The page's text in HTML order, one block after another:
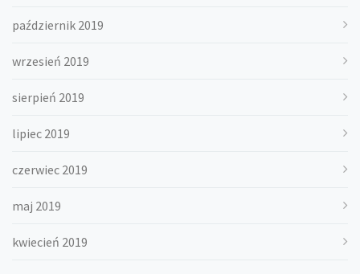
październik 2019
wrzesień 2019
sierpień 2019
lipiec 2019
czerwiec 2019
maj 2019
kwiecień 2019